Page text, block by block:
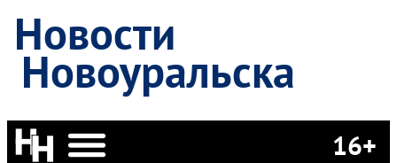
Новости
Новоуральска
16+